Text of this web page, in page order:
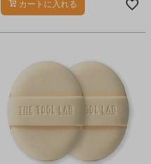
カートに入れる